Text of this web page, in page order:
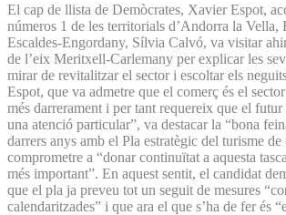
El cap de llista de Demòcrates, Xavier Espot,
números 1 de les territorials d’Andorra la Vella,
Escaldes-Engordany, Sílvia Calvó, va visitar
de l’eix Meritxell-Carlemany per explicar les
mirar de revitalitzar el sector i escoltar els
Espot, que va admetre que el comerç és el
més darrerament i per tant requereix que el
una atenció particular”, va destacar la “bona
darrers anys amb el Pla estratègic del turisme de
comprometre a “donar continuïtat a aquesta
més important”. En aquest sentit, el candidat
que el pla ja preveu tot un seguit de mesures
calendaritzades” i que ara el que s’ha de fer és